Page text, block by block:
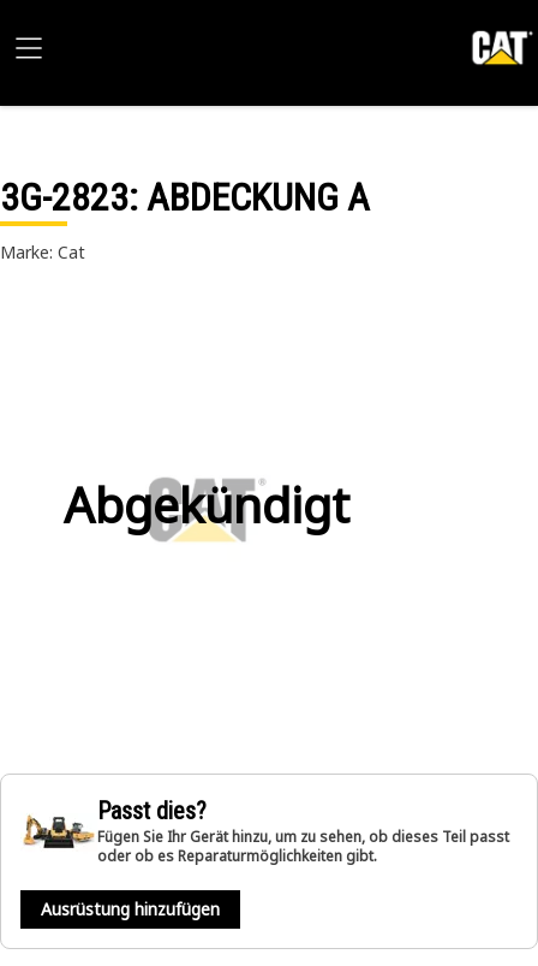
3G-2823: ABDECKUNG A
Marke: Cat
Abgekündigt
Passt dies?
Fügen Sie Ihr Gerät hinzu, um zu sehen, ob dieses Teil passt
oder ob es Reparaturmöglichkeiten gibt.
Ausrüstung hinzufügen